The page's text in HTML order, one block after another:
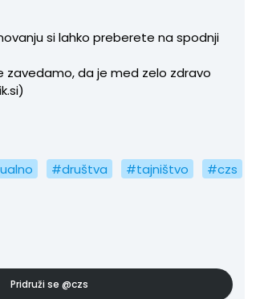
si lahko preberete na spodnji
zavedamo, da je med zelo zdravo
#društva #tajništvo #czs
Pridruži se @czs